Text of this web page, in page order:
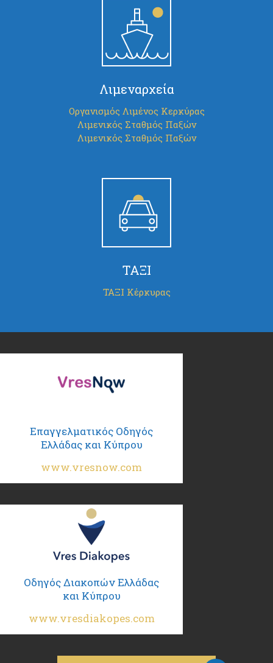
Λιμεναρχεία
Οργανισμός Λιμένος Κερκύρας
Λιμενικός Σταθμός Παξών
Λιμενικός Σταθμός Παξών
ΤΑΞΙ
ΤΑΞΙ Κέρκυρας
Επαγγελματικός Οδηγός
Ελλάδας και Κύπρου
www.vresnow.com
Οδηγός Διακοπών Ελλάδας
και Κύπρου
www.vresdiakopes.com